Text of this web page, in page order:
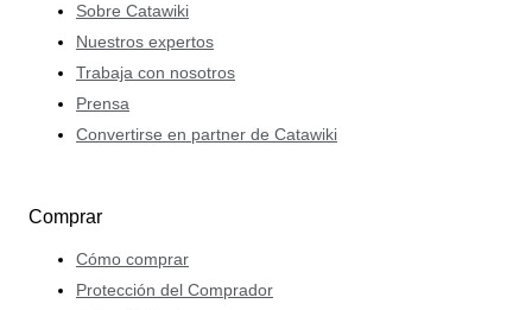
Sobre Catawiki
Nuestros expertos
Trabaja con nosotros
Prensa
Convertirse en partner de Catawiki
Comprar
Cómo comprar
Protección del Comprador